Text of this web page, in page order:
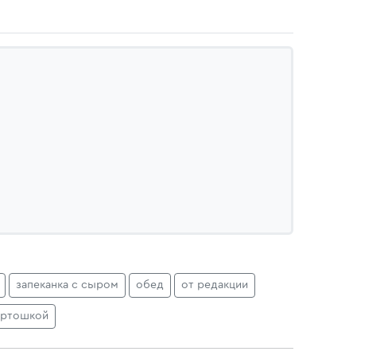
запеканка с сыром обед от редакции